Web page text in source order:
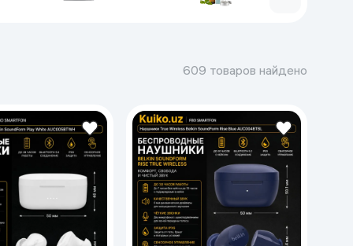
Умные кольца
Фитнес-браслеты
Ремешки для часов
Фотоаппараты и видеокамеры
Фотоаппараты
Экшен-камеры
609 товаров найдено